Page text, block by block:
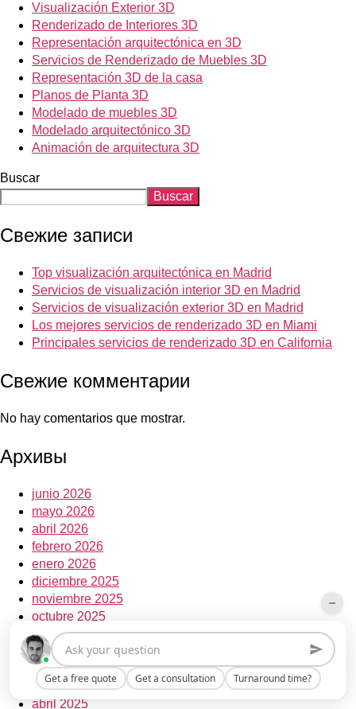
Visualización Exterior 3D
Renderizado de Interiores 3D
Representación arquitectónica en 3D
Servicios de Renderizado de Muebles 3D
Representación 3D de la casa
Planos de Planta 3D
Modelado de muebles 3D
Modelado arquitectónico 3D
Animación de arquitectura 3D
Buscar
Buscar
Свежие записи
Top visualización arquitectónica en Madrid
Servicios de visualización interior 3D en Madrid
Servicios de visualización exterior 3D en Madrid
Los mejores servicios de renderizado 3D en Miami
Principales servicios de renderizado 3D en California
Свежие комментарии
No hay comentarios que mostrar.
Архивы
junio 2026
mayo 2026
abril 2026
febrero 2026
enero 2026
diciembre 2025
noviembre 2025
octubre 2025
septiembre 2025
julio 2025
junio 2025
mayo 2025
abril 2025
Get a free quote Get a consultation Turnaround time?